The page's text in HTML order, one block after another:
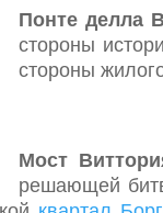
Понте делла
стороны
стороны
Мост
решающей